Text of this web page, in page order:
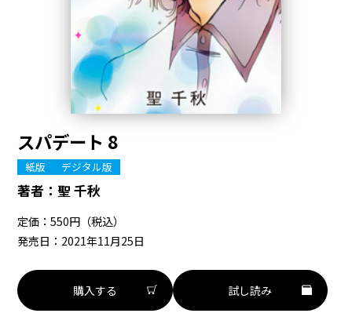
スパデート 8
紙版 デジタル版
著者：聖 千秋
定価：550円（税込）
発売日：2021年11月25日
購入する 試し読み